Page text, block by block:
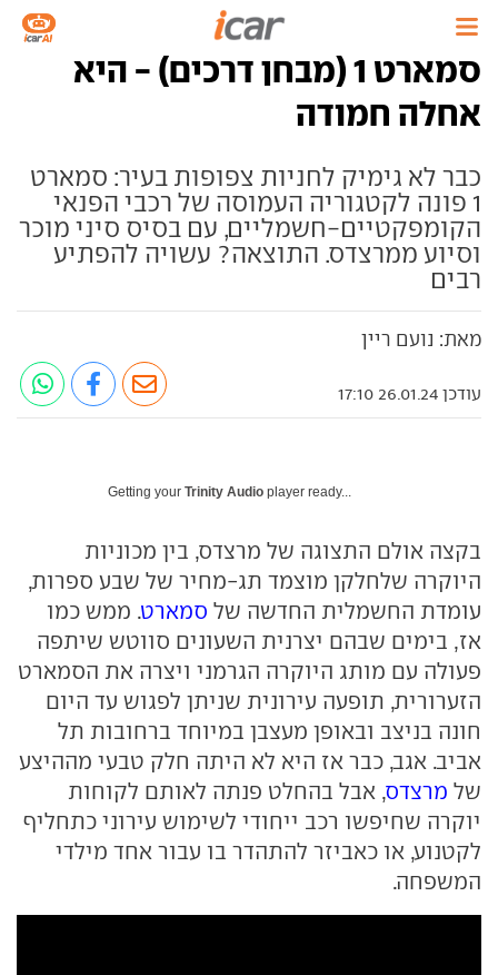
סמארט 1 (מבחן דרכים) - היא
אחלה חמודה
כבר לא גימיק לחניות צפופות בעיר: סמארט
1 פונה לקטגוריה העמוסה של רכבי הפנאי
הקומפקטיים-חשמליים, עם בסיס סיני מוכר
וסיוע ממרצדס. התוצאה? עשויה להפתיע
רבים
מאת: נועם ריין
עודכן 26.01.24 17:10
Getting your Trinity Audio player ready...
בקצה אולם התצוגה של מרצדס, בין מכוניות
היוקרה שלחלקן מוצמד תג-מחיר של שבע ספרות,
עומדת החשמלית החדשה של סמארט. ממש כמו
אז, בימים שבהם יצרנית השעונים סווטש שיתפה
פעולה עם מותג היוקרה הגרמני ויצרה את הסמארט
הזערורית, תופעה עירונית שניתן לפגוש עד היום
חונה בניצב ובאופן מעצבן במיוחד ברחובות תל
אביב. אגב, כבר אז היא לא היתה חלק טבעי מההיצע
של מרצדס, אבל בהחלט פנתה לאותם לקוחות
יוקרה שחיפשו רכב ייחודי לשימוש עירוני כתחליף
לקטנוע, או כאביזר להתהדר בו עבור אחד מילדי
המשפחה.